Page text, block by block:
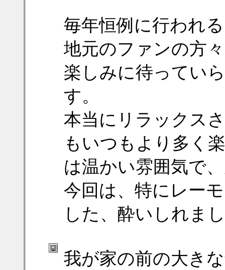
毎年恒例に行われ
地元のファンの方
楽しみに待ってい
す。
本当にリラックス
もいつもより多く
は温かい雰囲気で
今回は、特にレー
した、酔いしれま
我が家の前の大き